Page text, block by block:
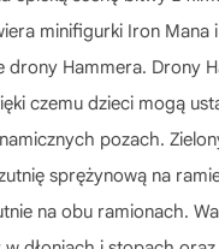
minifigurki Iron Mana
drony Hammera. Drony
czemu dzieci mogą
pozach.
sprężynową na
na obu ramionach.